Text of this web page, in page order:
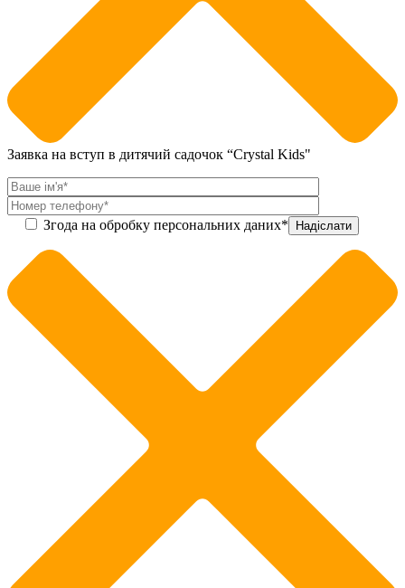
Заявка на вступ в дитячий садочок “Crystal Kids"
Згода на обробку персональних даних*